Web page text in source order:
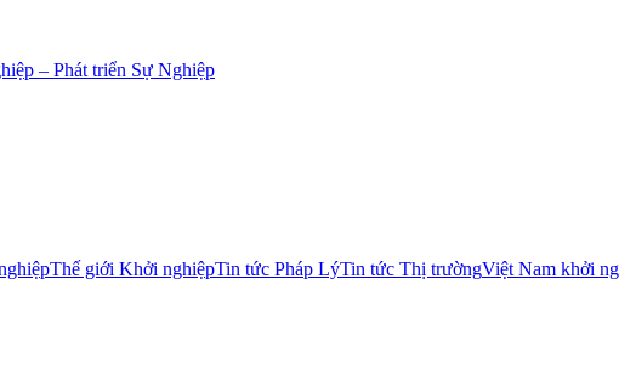
– Phát triển Sự Nghiệp
Thế giới Khởi nghiệpTin tức Pháp LýTin tức Thị trườngViệt Nam khởi